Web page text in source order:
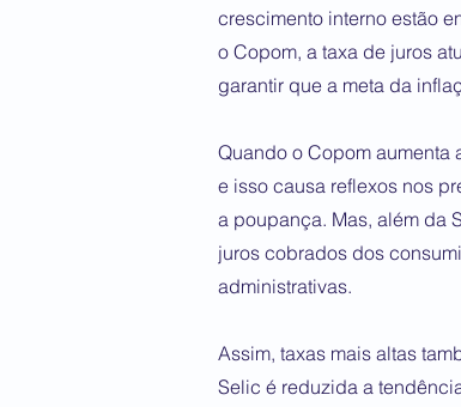
crescimento interno estão
o Copom, a taxa de juros
garantir que a meta da
Quando o Copom
e isso causa reflexos nos
a poupança. Mas, além da
juros cobrados dos
administrativas.
Assim, taxas mais altas
Selic é reduzida a